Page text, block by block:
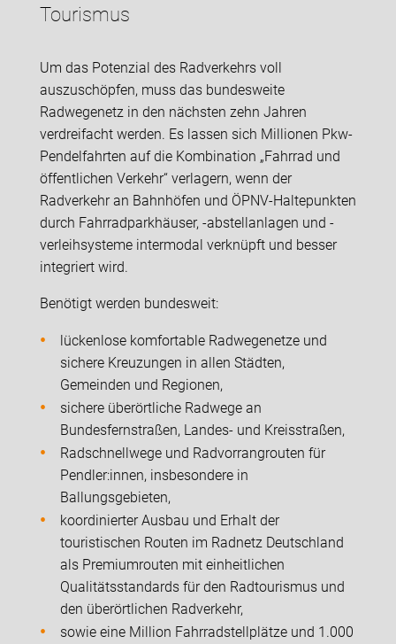
Tourismus
Um das Potenzial des Radverkehrs voll
auszuschöpfen, muss das bundesweite
Radwegenetz in den nächsten zehn Jahren
verdreifacht werden. Es lassen sich Millionen Pkw-
Pendelfahrten auf die Kombination „Fahrrad und
öffentlichen Verkehr“ verlagern, wenn der
Radverkehr an Bahnhöfen und ÖPNV-Haltepunkten
durch Fahrradparkhäuser, -abstellanlagen und -
verleihsysteme intermodal verknüpft und besser
integriert wird.
Benötigt werden bundesweit:
lückenlose komfortable Radwegenetze und
sichere Kreuzungen in allen Städten,
Gemeinden und Regionen,
sichere überörtliche Radwege an
Bundesfernstraßen, Landes- und Kreisstraßen,
Radschnellwege und Radvorrangrouten für
Pendler:innen, insbesondere in
Ballungsgebieten,
koordinierter Ausbau und Erhalt der
touristischen Routen im Radnetz Deutschland
als Premiumrouten mit einheitlichen
Qualitätsstandards für den Radtourismus und
den überörtlichen Radverkehr,
sowie eine Million Fahrradstellplätze und 1.000